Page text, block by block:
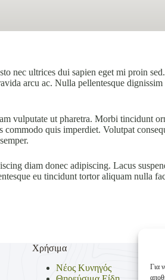
Για
nec ultrices dui sapien eget mi proin
arcu ac. Nulla pellentesque
vulputate ut pharetra. Morbi tincidunt
quis imperdiet. Volutpat
diam donec adipiscing. Lacus
eu tincidunt tortor aliquam nulla
Χρήσιμα
Νέος Κυνηγός